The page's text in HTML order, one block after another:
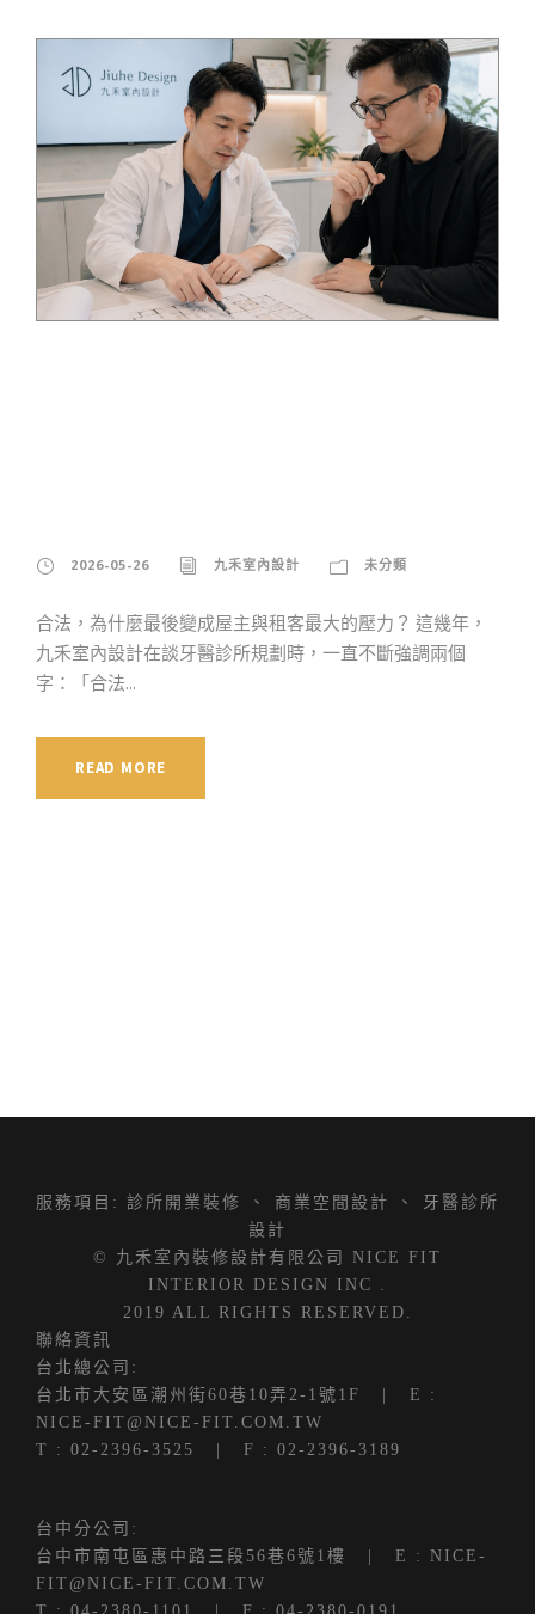
2026-05-26 九禾室內設計 未分類
合法，為什麼最後變成屋主與租客最大的壓力？ 這幾年，
九禾室內設計在談牙醫診所規劃時，一直不斷強調兩個
字：「合法...
READ MORE
服務項目: 診所開業裝修 、 商業空間設計 、 牙醫診所
設計
© 九禾室內裝修設計有限公司 NICE FIT
INTERIOR DESIGN INC .
2019 ALL RIGHTS RESERVED.
聯絡資訊
台北總公司:
台北市大安區潮州街60巷10弄2-1號1F
| E :
NICE-FIT@NICE-FIT.COM.TW
T : 02-2396-3525 | F : 02-2396-3189
台中分公司:
台中市南屯區惠中路三段56巷6號1樓
| E : NICE-
FIT@NICE-FIT.COM.TW